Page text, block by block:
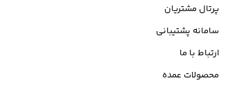
پرتال مشتریان
سامانه پشتیبانی
ارتباط با ما
محصولات عمده